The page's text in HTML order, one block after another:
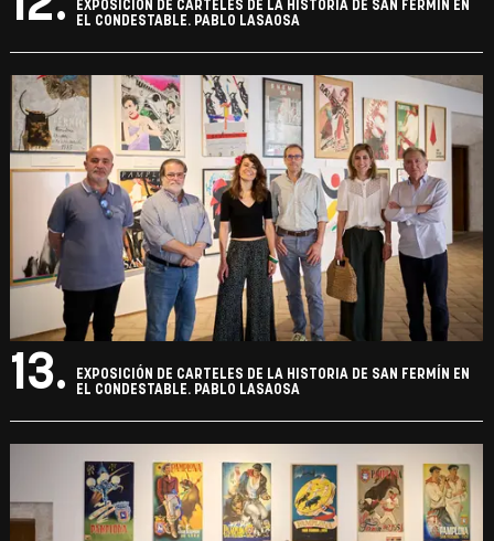
EXPOSICIÓN DE CARTELES DE LA HISTORIA DE SAN FERMÍN EN
EL CONDESTABLE. PABLO LASAOSA
13.
EXPOSICIÓN DE CARTELES DE LA HISTORIA DE SAN FERMÍN EN
EL CONDESTABLE. PABLO LASAOSA